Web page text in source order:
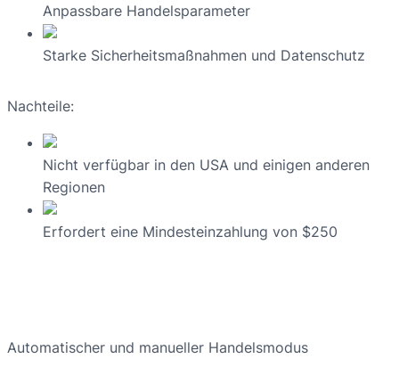
Anpassbare Handelsparameter
Starke Sicherheitsmaßnahmen und Datenschutz
Nachteile:
Nicht verfügbar in den USA und einigen anderen
Regionen
Erfordert eine Mindesteinzahlung von $250
Automatischer und manueller Handelsmodus